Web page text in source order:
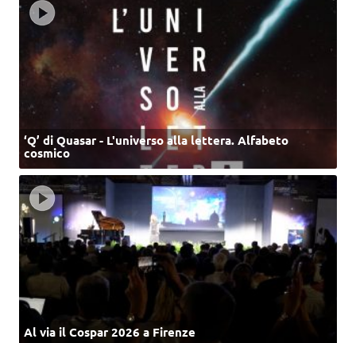
‘Q’ di Quasar - L'universo alla lettera. Alfabeto
cosmico
Al via il Cospar 2026 a Firenze